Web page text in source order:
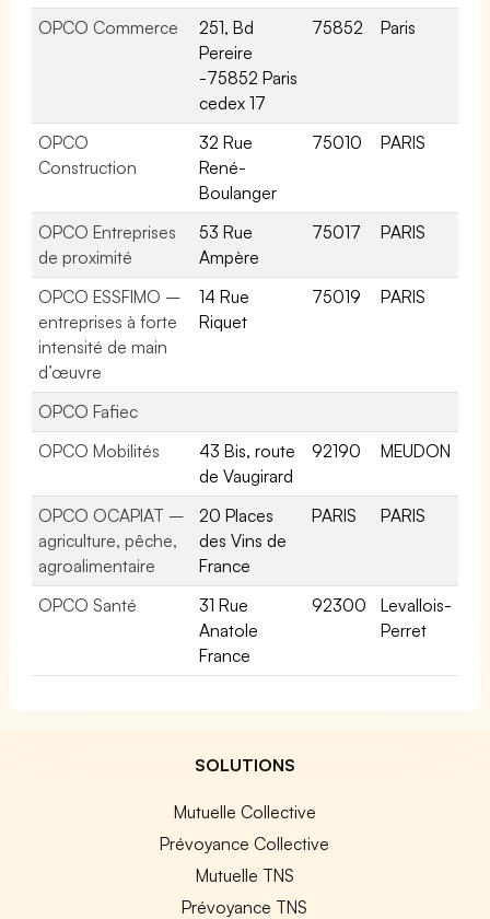
OPCO Commerce
251, Bd
Pereire
-75852 Paris
cedex 17
75852 Paris
OPCO
Construction
32 Rue
René-
Boulanger
75010 PARIS
OPCO Entreprises
de proximité
53 Rue
Ampère
75017 PARIS
OPCO ESSFIMO –
entreprises à forte
intensité de main
d’œuvre
14 Rue
Riquet
75019 PARIS
OPCO Fafiec
OPCO Mobilités
43 Bis, route
de Vaugirard
92190 MEUDON
OPCO OCAPIAT –
agriculture, pêche,
agroalimentaire
20 Places
des Vins de
France
PARIS PARIS
OPCO Santé
31 Rue
Anatole
France
92300
Levallois-
Perret
SOLUTIONS
Mutuelle Collective
Prévoyance Collective
Mutuelle TNS
Prévoyance TNS